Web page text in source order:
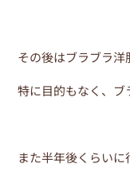
その後はブラブラ
特に目的もなく、
また半年後くらい